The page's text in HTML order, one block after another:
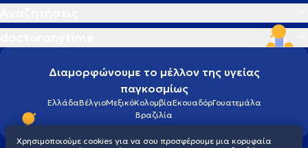
Διαμορφώνουμε το μέλλον της υγείας
παγκοσμίως
ΕλλάδαΒέλγιοΜεξικόΚολομβίαΕκουαδόρΓουατεμάλα
Βραζιλία
Χρησιμοποιούμε cookies για να σου προσφέρουμε μια κορυφαία